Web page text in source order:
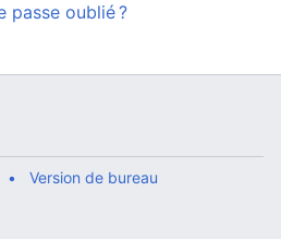
passe oublié ?
Version de bureau